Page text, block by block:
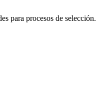
para procesos de selección.